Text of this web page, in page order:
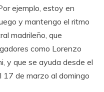
ejemplo, estoy en
y mantengo el ritmo
madrileño, que
como Lorenzo
y que se ayuda desde el
17 de marzo al domingo